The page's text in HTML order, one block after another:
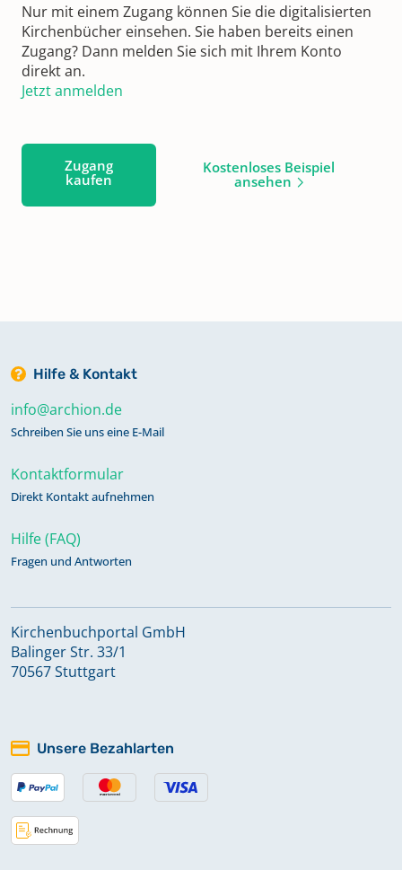
Nur mit einem Zugang können Sie die digitalisierten
Kirchenbücher einsehen. Sie haben bereits einen
Zugang? Dann melden Sie sich mit Ihrem Konto
direkt an.
Jetzt anmelden
Zugang
kaufen
Kostenloses Beispiel
ansehen
Hilfe & Kontakt
info@archion.de
Schreiben Sie uns eine E-Mail
Kontaktformular
Direkt Kontakt aufnehmen
Hilfe (FAQ)
Fragen und Antworten
Kirchenbuchportal GmbH
Balinger Str. 33/1
70567 Stuttgart
Unsere Bezahlarten